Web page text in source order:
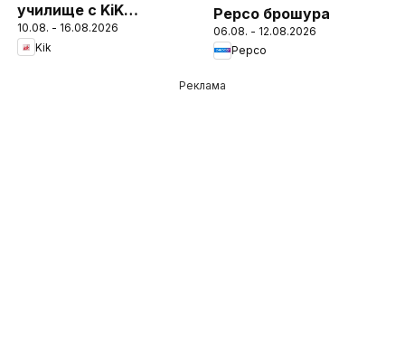
училище с KiK
предложения
10.08. - 16.08.2026
Kik
Pepco брошура
06.08. - 12.08.2026
Pepco
Реклама